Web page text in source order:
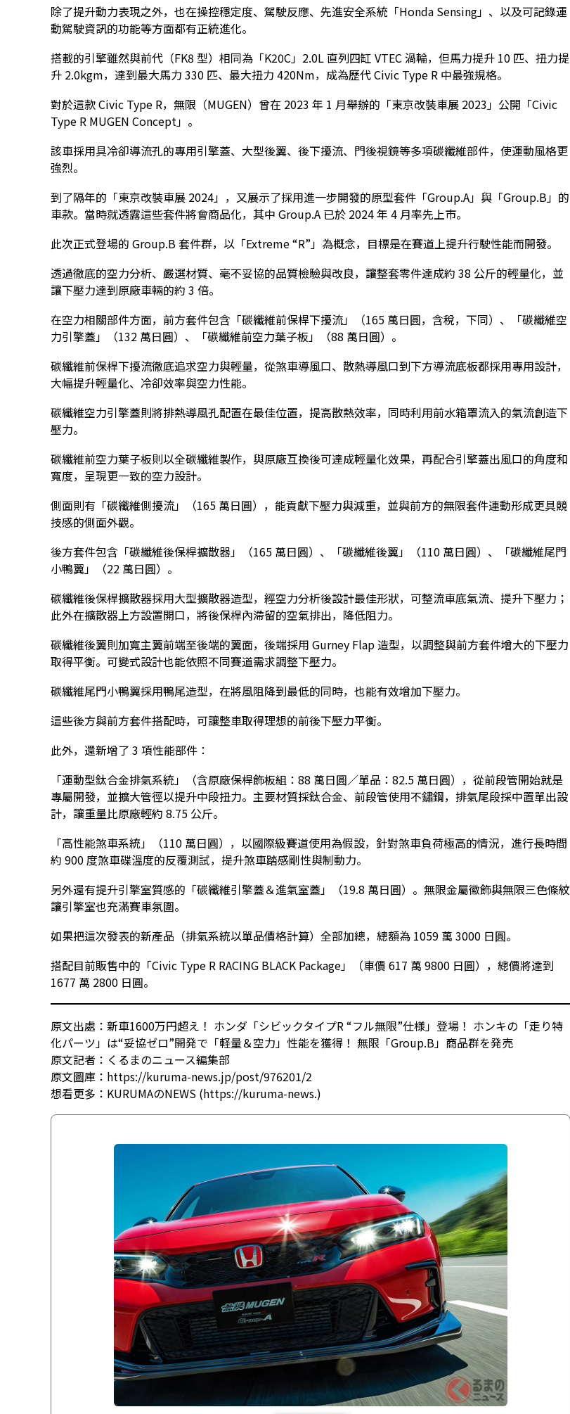
除了提升動力表現之外，也在操控穩定度、駕駛反應、先進安全系統「Honda Sensing」、以及可記錄運
動駕駛資訊的功能等方面都有正統進化。
搭載的引擎雖然與前代（FK8 型）相同為「K20C」2.0L 直列四缸 VTEC 渦輪，但馬力提升 10 匹、扭力提
升 2.0kgm，達到最大馬力 330 匹、最大扭力 420Nm，成為歷代 Civic Type R 中最強規格。
對於這款 Civic Type R，無限（MUGEN）曾在 2023 年 1 月舉辦的「東京改裝車展 2023」公開「Civic
Type R MUGEN Concept」。
該車採用具冷卻導流孔的專用引擎蓋、大型後翼、後下擾流、門後視鏡等多項碳纖維部件，使運動風格更
強烈。
到了隔年的「東京改裝車展 2024」，又展示了採用進一步開發的原型套件「Group.A」與「Group.B」的
車款。當時就透露這些套件將會商品化，其中 Group.A 已於 2024 年 4 月率先上市。
此次正式登場的 Group.B 套件群，以「Extreme “R”」為概念，目標是在賽道上提升行駛性能而開發。
透過徹底的空力分析、嚴選材質、毫不妥協的品質檢驗與改良，讓整套零件達成約 38 公斤的輕量化，並
讓下壓力達到原廠車輛的約 3 倍。
在空力相關部件方面，前方套件包含「碳纖維前保桿下擾流」（165 萬日圓，含稅，下同）、「碳纖維空
力引擎蓋」（132 萬日圓）、「碳纖維前空力葉子板」（88 萬日圓）。
碳纖維前保桿下擾流徹底追求空力與輕量，從煞車導風口、散熱導風口到下方導流底板都採用專用設計，
大幅提升輕量化、冷卻效率與空力性能。
碳纖維空力引擎蓋則將排熱導風孔配置在最佳位置，提高散熱效率，同時利用前水箱罩流入的氣流創造下
壓力。
碳纖維前空力葉子板則以全碳纖維製作，與原廠互換後可達成輕量化效果，再配合引擎蓋出風口的角度和
寬度，呈現更一致的空力設計。
側面則有「碳纖維側擾流」（165 萬日圓），能貢獻下壓力與減重，並與前方的無限套件連動形成更具競
技感的側面外觀。
後方套件包含「碳纖維後保桿擴散器」（165 萬日圓）、「碳纖維後翼」（110 萬日圓）、「碳纖維尾門
小鴨翼」（22 萬日圓）。
碳纖維後保桿擴散器採用大型擴散器造型，經空力分析後設計最佳形狀，可整流車底氣流、提升下壓力；
此外在擴散器上方設置開口，將後保桿內滯留的空氣排出，降低阻力。
碳纖維後翼則加寬主翼前端至後端的翼面，後端採用 Gurney Flap 造型，以調整與前方套件增大的下壓力
取得平衡。可變式設計也能依照不同賽道需求調整下壓力。
碳纖維尾門小鴨翼採用鴨尾造型，在將風阻降到最低的同時，也能有效增加下壓力。
這些後方與前方套件搭配時，可讓整車取得理想的前後下壓力平衡。
此外，還新增了 3 項性能部件：
「運動型鈦合金排氣系統」（含原廠保桿飾板組：88 萬日圓／單品：82.5 萬日圓），從前段管開始就是
專屬開發，並擴大管徑以提升中段扭力。主要材質採鈦合金、前段管使用不鏽鋼，排氣尾段採中置單出設
計，讓重量比原廠輕約 8.75 公斤。
「高性能煞車系統」（110 萬日圓），以國際級賽道使用為假設，針對煞車負荷極高的情況，進行長時間
約 900 度煞車碟溫度的反覆測試，提升煞車踏感剛性與制動力。
另外還有提升引擎室質感的「碳纖維引擎蓋＆進氣室蓋」（19.8 萬日圓）。無限金屬徽飾與無限三色條紋
讓引擎室也充滿賽車氛圍。
如果把這次發表的新產品（排氣系統以單品價格計算）全部加總，總額為 1059 萬 3000 日圓。
搭配目前販售中的「Civic Type R RACING BLACK Package」（車價 617 萬 9800 日圓），總價將達到
1677 萬 2800 日圓。
原文出處： 新車1600万円超え！ ホンダ「シビックタイプR “フル無限”仕様」登場！ ホンキの「走り特
化パーツ」は“妥協ゼロ”開発で「軽量＆空力」性能を獲得！ 無限「Group.B」商品群を発売
原文記者： くるまのニュース編集部
原文圖庫： https://kuruma-news.jp/post/976201/2
想看更多： KURUMAのNEWS (https://kuruma-news.)